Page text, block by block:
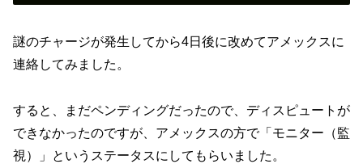
謎のチャージが発生してから4日後に改めてアメックスに
連絡してみました。
すると、まだペンディングだったので、ディスピュートが
できなかったのですが、アメックスの方で「モニター（監
視）」というステータスにしてもらいました。